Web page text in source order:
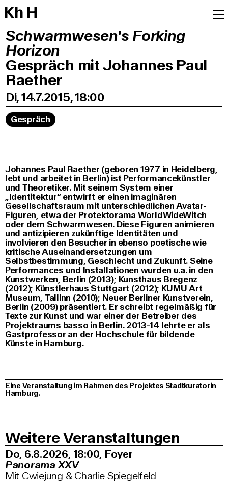
Kh H
Schwarmwesen's Forking
Horizon
Gespräch mit Johannes Paul
Raether
Di, 14.7.2015, 18:00
Gespräch
Johannes Paul Raether (geboren 1977 in Heidelberg,
lebt und arbeitet in Berlin) ist Performancekünstler
und Theoretiker. Mit seinem System einer
„Identitektur“ entwirft er einen imaginären
Gesellschaftsraum mit unterschiedlichen Avatar-
Figuren, etwa der Protektorama WorldWideWitch
oder dem Schwarmwesen. Diese Figuren animieren
und antizipieren zukünftige Identitäten und
involvieren den Besucher in ebenso poetische wie
kritische Auseinandersetzungen um
Selbstbestimmung, Geschlecht und Zukunft. Seine
Performances und Installationen wurden u.a. in den
Kunstwerken, Berlin (2013); Kunsthaus Bregenz
(2012); Künstlerhaus Stuttgart (2012); KUMU Art
Museum, Tallinn (2010); Neuer Berliner Kunstverein,
Berlin (2009) präsentiert. Er schreibt regelmäßig für
Texte zur Kunst und war einer der Betreiber des
Projektraums basso in Berlin. 2013-14 lehrte er als
Gastprofessor an der Hochschule für bildende
Künste in Hamburg.
Eine Veranstaltung im Rahmen des Projektes Stadtkuratorin
Hamburg.
Weitere Veranstaltungen
Do, 6.8.2026 18:00, Foyer
Panorama XXV
Mit Cwiejung & Charlie Spiegelfeld